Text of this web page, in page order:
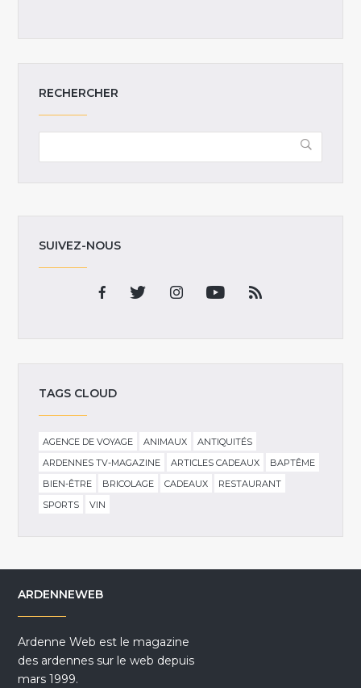
RECHERCHER
SUIVEZ-NOUS
TAGS CLOUD
AGENCE DE VOYAGE ANIMAUX
ANTIQUITÉS
ARDENNES TV-MAGAZINE
ARTICLES CADEAUX
BAPTÊME
BIEN-ÊTRE
BRICOLAGE CADEAUX
RESTAURANT
SPORTS
VIN
ARDENNEWEB
Ardenne Web est le magazine
des ardennes sur le web depuis
mars 1999.